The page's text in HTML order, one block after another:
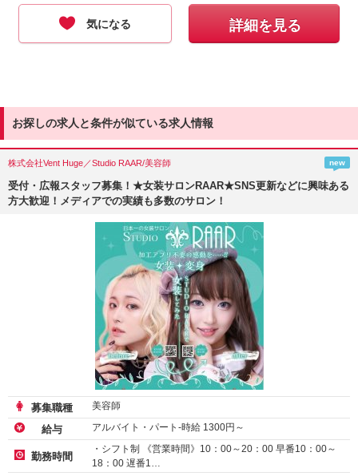
気になる 詳細を見る
お探しの求人と条件が似ている求人情報
株式会社Vent Huge／Studio RAAR/美容師 new
受付・広報スタッフ募集！★女装サロンRAAR★SNS更新などに興味ある
方大歓迎！メディアでの実績も多数のサロン！
募集職種 美容師
給与 アルバイト・パート-時給 1300円～
勤務時間
・シフト制 《営業時間》10：00～20：00 早番10：00～
18：00 遅番1…